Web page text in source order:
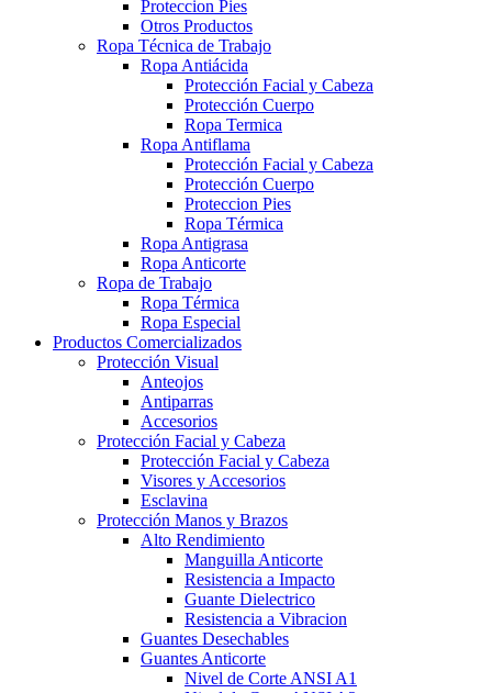
Proteccion Pies
Otros Productos
Ropa Técnica de Trabajo
Ropa Antiácida
Protección Facial y Cabeza
Protección Cuerpo
Ropa Termica
Ropa Antiflama
Protección Facial y Cabeza
Protección Cuerpo
Proteccion Pies
Ropa Térmica
Ropa Antigrasa
Ropa Anticorte
Ropa de Trabajo
Ropa Térmica
Ropa Especial
Productos Comercializados
Protección Visual
Anteojos
Antiparras
Accesorios
Protección Facial y Cabeza
Protección Facial y Cabeza
Visores y Accesorios
Esclavina
Protección Manos y Brazos
Alto Rendimiento
Manguilla Anticorte
Resistencia a Impacto
Guante Dielectrico
Resistencia a Vibracion
Guantes Desechables
Guantes Anticorte
Nivel de Corte ANSI A1